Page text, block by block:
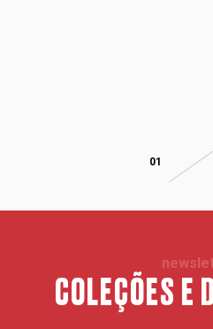
01
COLEÇÕES E